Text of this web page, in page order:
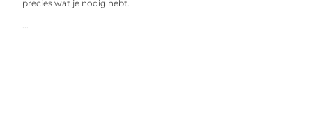
precies wat je nodig hebt.
...